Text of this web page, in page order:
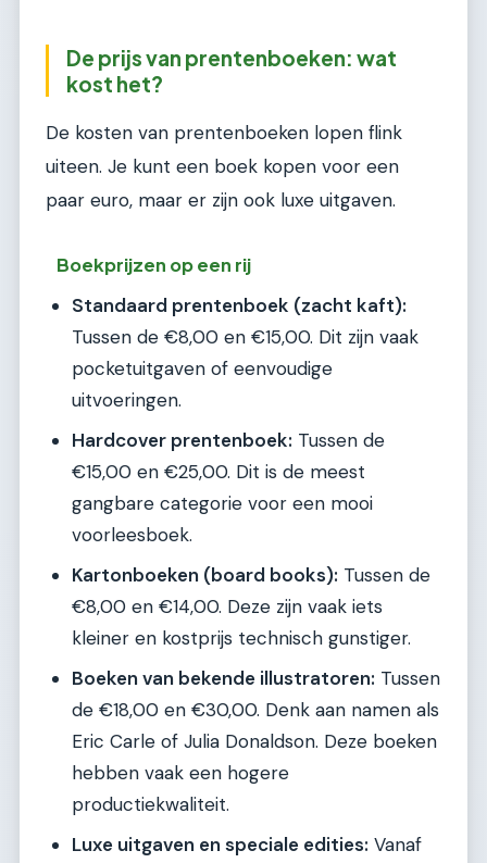
De prijs van prentenboeken: wat
kost het?
De kosten van prentenboeken lopen flink
uiteen. Je kunt een boek kopen voor een
paar euro, maar er zijn ook luxe uitgaven.
Boekprijzen op een rij
Standaard prentenboek (zacht kaft):
Tussen de €8,00 en €15,00. Dit zijn vaak
pocketuitgaven of eenvoudige
uitvoeringen.
Hardcover prentenboek: Tussen de
€15,00 en €25,00. Dit is de meest
gangbare categorie voor een mooi
voorleesboek.
Kartonboeken (board books): Tussen de
€8,00 en €14,00. Deze zijn vaak iets
kleiner en kostprijs technisch gunstiger.
Boeken van bekende illustratoren: Tussen
de €18,00 en €30,00. Denk aan namen als
Eric Carle of Julia Donaldson. Deze boeken
hebben vaak een hogere
productiekwaliteit.
Luxe uitgaven en speciale edities: Vanaf